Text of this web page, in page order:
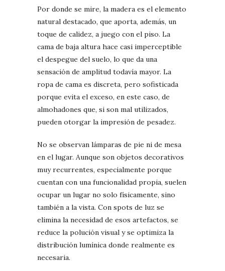
Por donde se mire, la madera es el elemento
natural destacado, que aporta, además, un
toque de calidez, a juego con el piso. La
cama de baja altura hace casi imperceptible
el despegue del suelo, lo que da una
sensación de amplitud todavía mayor. La
ropa de cama es discreta, pero sofisticada
porque evita el exceso, en este caso, de
almohadones que, si son mal utilizados,
pueden otorgar la impresión de pesadez.
No se observan lámparas de pie ni de mesa
en el lugar. Aunque son objetos decorativos
muy recurrentes, especialmente porque
cuentan con una funcionalidad propia, suelen
ocupar un lugar no solo físicamente, sino
también a la vista. Con spots de luz se
elimina la necesidad de esos artefactos, se
reduce la polución visual y se optimiza la
distribución lumínica donde realmente es
necesaria.